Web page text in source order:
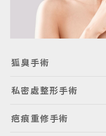
狐臭手術
私密處整形手術
疤痕重修手術